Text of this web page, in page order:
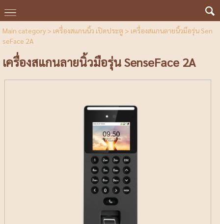
Main category> เครื่องสแกนนิ้ว เปิดประตู > เครื่องสแกนลายนิ้วมือรุ่น Sen
seFace 2A
เครื่องสแกนลายนิ้วมือรุ่น SenseFace 2A